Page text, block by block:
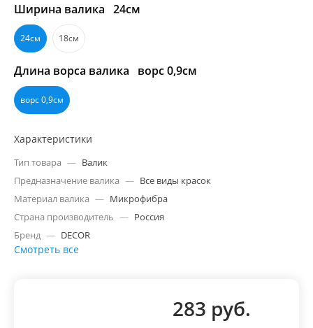
Ширина валика 24см
24см 18см
Длина ворса валика ворс 0,9см
ворс 0,9см
Характеристики
Тип товара — Валик
Предназначение валика — Все виды красок
Материал валика — Микрофибра
Страна производитель — Россия
Бренд — DECOR
Смотреть все
283 руб.